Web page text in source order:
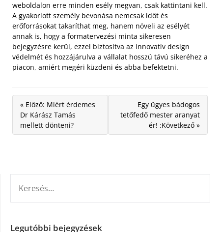
weboldalon erre minden esély megvan, csak kattintani kell.
A gyakorlott személy bevonása nemcsak időt és
erőforrásokat takaríthat meg, hanem növeli az esélyét
annak is, hogy a formatervezési minta sikeresen
bejegyzésre kerül, ezzel biztosítva az innovatív design
védelmét és hozzájárulva a vállalat hosszú távú sikeréhez a
piacon, amiért megéri küzdeni és abba befektetni.
« Előző: Miért érdemes
Dr Kárász Tamás
mellett dönteni?
Egy ügyes bádogos
tetőfedő mester aranyat
ér! :Következő »
Legutóbbi bejegyzések